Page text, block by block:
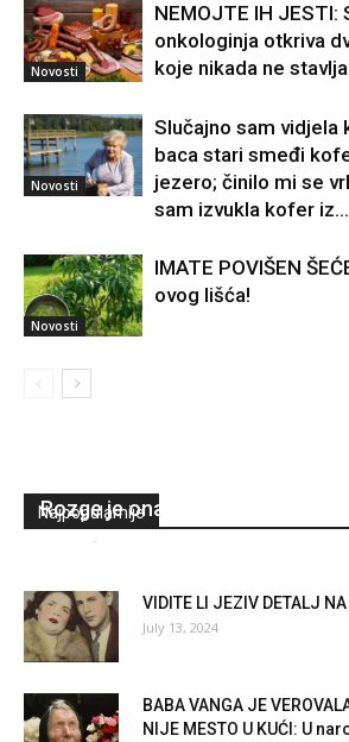
Novosti
NEMOJTE IH JESTI:
onkologinja otkriva
koje nikada ne
Novosti
Slučajno sam vidjela
baca stari smeđi
jezero; činilo mi se
sam izvukla kofer iz...
Novosti
IMATE POVIŠEN
ovog lišća!
Najpopularnije
Rozge je ona
-
VIDITE LI JEZIV DETALJ NA
July 13, 2024
BABA VANGA JE
NIJE MESTO U KUĆI: U